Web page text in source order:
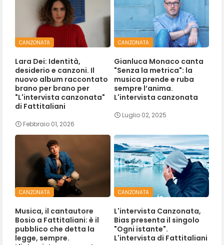
CANZONATA
Lara Dei: Identità,
desiderio e canzoni. Il
nuovo album raccontato
brano per brano per
"L'intervista canzonata"
di Fattitaliani
Febbraio 01, 2026
CANZONATA
Gianluca Monaco canta
"Senza la metrica": la
musica prende e ruba
sempre l’anima.
L'intervista canzonata
Luglio 02, 2025
CANZONATA
Musica, il cantautore
Bosio a Fattitaliani: è il
pubblico che detta la
legge, sempre.
CANZONATA
L'intervista Canzonata,
Bias presenta il singolo
"Ogni istante".
L'intervista di Fattitaliani